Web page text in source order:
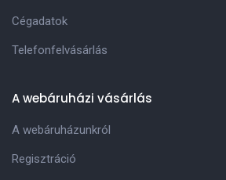
Cégadatok
Telefonfelvásárlás
A webáruházi vásárlás
A webáruházunkról
Regisztráció